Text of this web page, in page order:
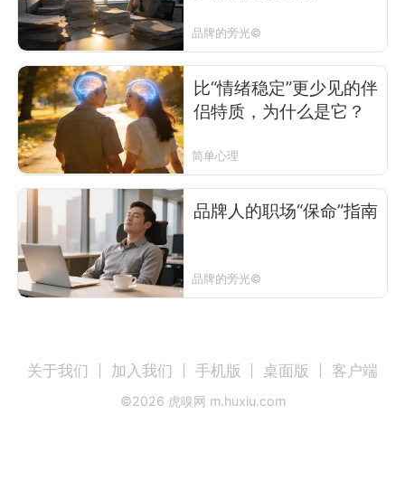
品牌的旁光©
比“情绪稳定”更少见的伴
侣特质，为什么是它？
简单心理
品牌人的职场“保命”指南
品牌的旁光©
关于我们 加入我们 手机版 桌面版 客户端
©2026 虎嗅网 m.huxiu.com